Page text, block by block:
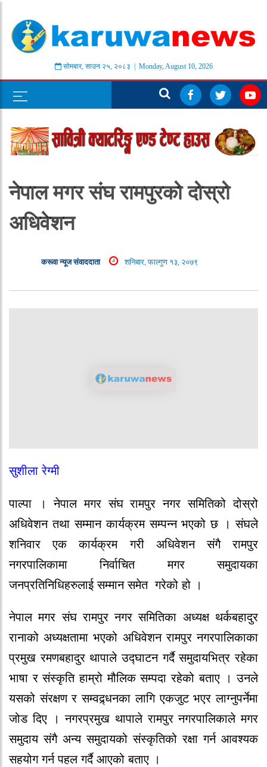
सोमबार, साउन २५, २०८३ | Monday, August 10, 2026
नेपाल मगर संघ रामपुरको दोस्रो
अधिवेशन
करूवा न्यूज संवाददाता शनिबार, फाल्गुण १३, २०७९
सुशीला रेग्मी
पाल्पा । नेपाल मगर संघ रामपुर नगर समितिको दोस्रो
अधिवेशन तथा सम्मान कार्यक्रम सम्पन्न भएको छ । संघले
शनिवार एक कार्यक्रम गरी अधिवेशन संगै रामपुर
नगरपालिकामा निर्वाचित मगर समुदायका
जनप्रतिनिधिहरुलाई सम्मान समेत गरेको हो ।
नेपाल मगर संघ रामपुर नगर समितिका अध्यक्ष थर्कबहादुर
रानाको अध्यक्षतामा भएको अधिवेशन रामपुर नगरपालिकाका
प्रमुख रमणबहादुर थापाले उद्घाटन गर्दै समुदायभित्र रहेका
भाषा र संस्कृति हाम्रो मौलिक सम्पदा रहेको बताए । उनले
यसको संरक्षण र सम्वद्र्धनका लागि एकजुट भएर लाग्नुपर्नेमा
जोड दिए । नगरप्रमुख थापाले रामपुर नगरपालिकाले मगर
समुदाय संगै अन्य समुदायको संस्कृतिको रक्षा गर्न आवश्यक
सहयोग गर्न पहल गर्दै आएको बताए ।